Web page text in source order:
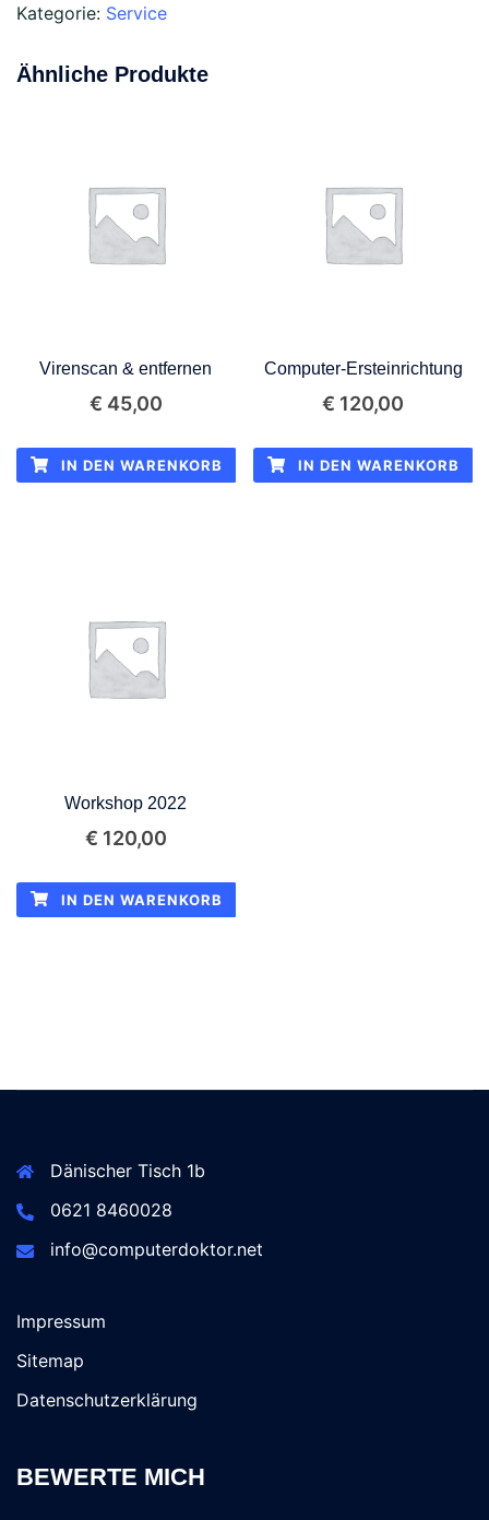
Kategorie: Service
Ähnliche Produkte
Virenscan & entfernen
€ 45,00
IN DEN WARENKORB
Computer-Ersteinrichtung
€ 120,00
IN DEN WARENKORB
Workshop 2022
€ 120,00
IN DEN WARENKORB
Dänischer Tisch 1b
0621 8460028
info@computerdoktor.net
Impressum
Sitemap
Datenschutzerklärung
BEWERTE MICH